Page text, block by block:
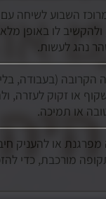
השבוע לשיחה
לו באופן מלא
נהג לעשות.
(בעבודה,
או זקוק לעזרה,
או תמיכה.
מפרגנת או להעניק
מורכבת, כדי